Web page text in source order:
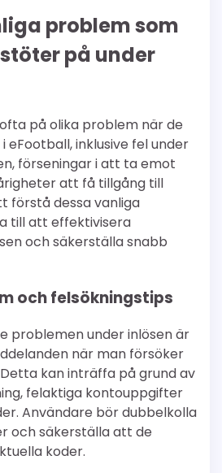
problem som
på under
på olika problem när de
eFootball, inklusive fel under
förseningar i att ta emot
att få tillgång till
förstå dessa vanliga
till att effektivisera
och säkerställa snabb
och felsökningstips
problemen under inlösen är
när man försöker
kan inträffa på grund av
felaktiga kontouppgifter
Användare bör dubbelkolla
och säkerställa att de
koder.